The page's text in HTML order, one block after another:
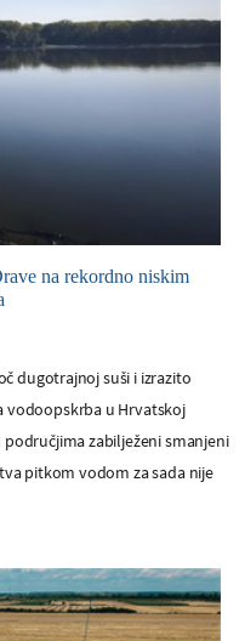
na rekordno niskim
dugotrajnoj suši i izrazito
u Hrvatskoj
zabilježeni smanjeni
pitkom vodom za sada nije